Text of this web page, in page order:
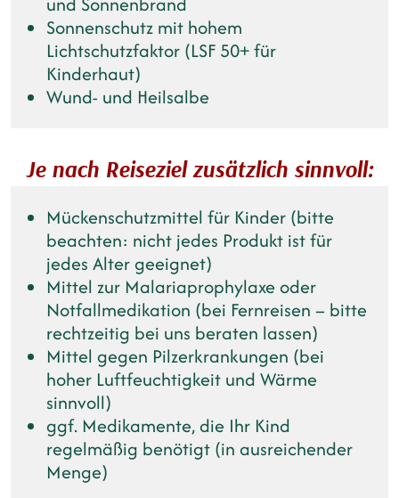
Sonnenschutz mit hohem
Lichtschutzfaktor (LSF 50+ für
Kinderhaut)
Wund- und Heilsalbe
Je nach Reiseziel zusätzlich sinnvoll:
Mückenschutzmittel für Kinder (bitte
beachten: nicht jedes Produkt ist für
jedes Alter geeignet)
Mittel zur Malariaprophylaxe oder
Notfallmedikation (bei Fernreisen – bitte
rechtzeitig bei uns beraten lassen)
Mittel gegen Pilzerkrankungen (bei
hoher Luftfeuchtigkeit und Wärme
sinnvoll)
ggf. Medikamente, die Ihr Kind
regelmäßig benötigt (in ausreichender
Menge)